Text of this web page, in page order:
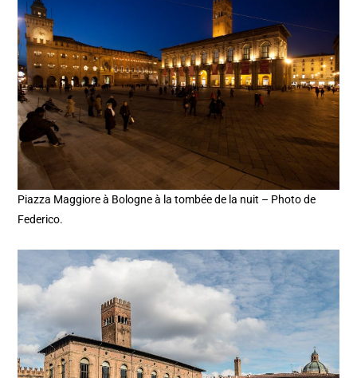
Piazza Maggiore à Bologne à la tombée de la nuit – Photo de
Federico.